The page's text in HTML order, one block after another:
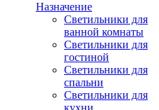
Назначение
Светильники для
ванной комнаты
Светильники для
гостиной
Светильники для
спальни
Светильники для
кухни